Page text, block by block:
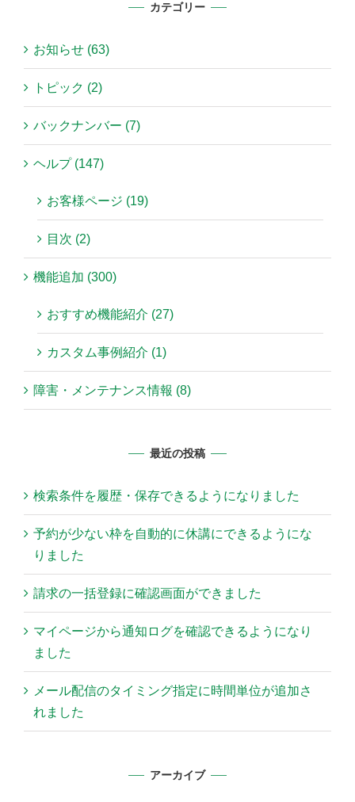
カテゴリー
お知らせ (63)
トピック (2)
バックナンバー (7)
ヘルプ (147)
お客様ページ (19)
目次 (2)
機能追加 (300)
おすすめ機能紹介 (27)
カスタム事例紹介 (1)
障害・メンテナンス情報 (8)
最近の投稿
検索条件を履歴・保存できるようになりました
予約が少ない枠を自動的に休講にできるようにな
りました
請求の一括登録に確認画面ができました
マイページから通知ログを確認できるようになり
ました
メール配信のタイミング指定に時間単位が追加さ
れました
アーカイブ